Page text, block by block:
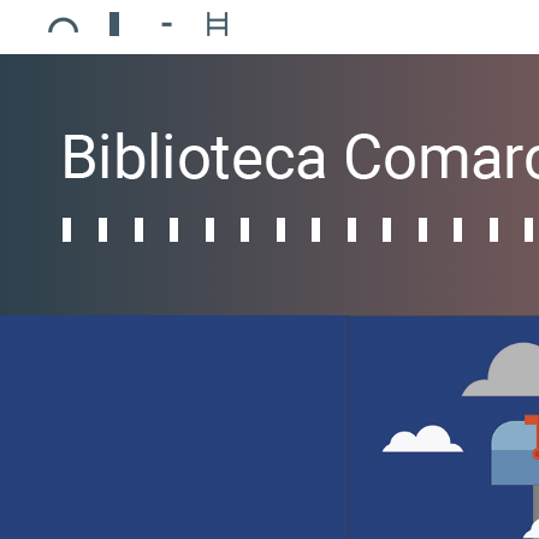
Ajuntament de Mollerussa
Biblioteca Comarcal Jaume Vila
Piscines de Mollerussa